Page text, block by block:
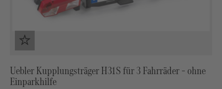
Uebler Kupplungsträger H31 S für 3 Fahrräder – ohne
Einparkhilfe